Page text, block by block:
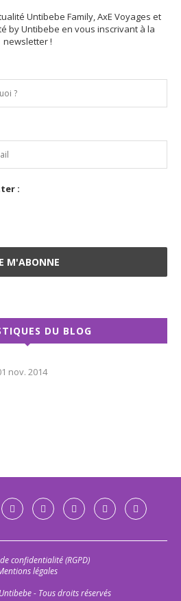
Untibebe Family, AxE Voyages et
by Untibebe en vous inscrivant à la
newsletter !
:
DU BLOG
nov. 2014
confidentialité (RGPD)
légales
- Tous droits réservés